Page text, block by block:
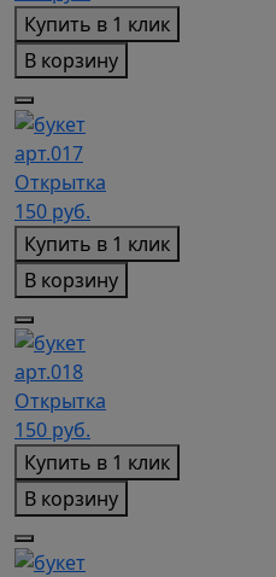
Купить в 1 клик
В корзину
арт.017
Открытка
150 руб.
Купить в 1 клик
В корзину
арт.018
Открытка
150 руб.
Купить в 1 клик
В корзину